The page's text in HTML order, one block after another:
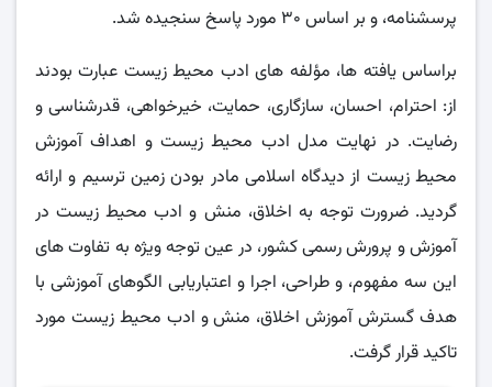
پرسشنامه، و بر اساس ۳۰ مورد پاسخ سنجیده شد.
براساس یافته ها، مؤلفه های ادب محیط زیست عبارت بودند
از: احترام، احسان، سازگاری، حمایت، خیرخواهی، قدرشناسی و
رضایت. در نهایت مدل ادب محیط زیست و اهداف آموزش
محیط زیست از دیدگاه اسلامی مادر بودن زمین ترسیم و ارائه
گردید. ضرورت توجه به اخلاق، منش و ادب محیط زیست در
آموزش و پرورش رسمی کشور، در عین توجه ویژه به تفاوت های
این سه مفهوم، و طراحی، اجرا و اعتباریابی الگوهای آموزشی با
هدف گسترش آموزش اخلاق، منش و ادب محیط زیست مورد
تاکید قرار گرفت.